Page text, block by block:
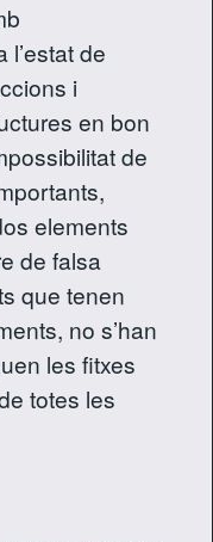
l’estat de
i
en bon
de
elements
de falsa
que tenen
no s’han
les fitxes
totes les